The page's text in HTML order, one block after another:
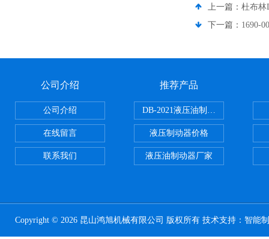
上一篇： 杜布林
下一篇： 1690-
公司介绍
公司介绍
在线留言
联系我们
推荐产品
DB-2021液压油制动器
液压制动器价格
液压油制动器厂家
Copyright © 2026 昆山鸿旭机械有限公司 版权所有 技术支持： 智能